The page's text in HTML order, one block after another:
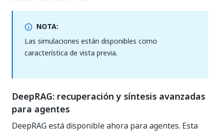
NOTA:
Las simulaciones están disponibles como
característica de vista previa.
DeepRAG: recuperación y síntesis avanzadas
para agentes
DeepRAG está disponible ahora para agentes. Esta